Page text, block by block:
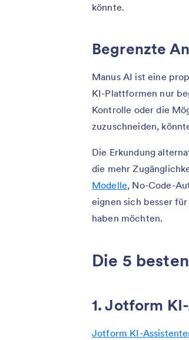
könnte.
Begrenzte
Manus AI ist eine
KI-Plattformen nur
Kontrolle oder die
zuzuschneiden,
Die Erkundung
die mehr
Modelle, No-Code-
eignen sich besser
haben möchten.
Die 5
1. Jotform
Jotform KI-